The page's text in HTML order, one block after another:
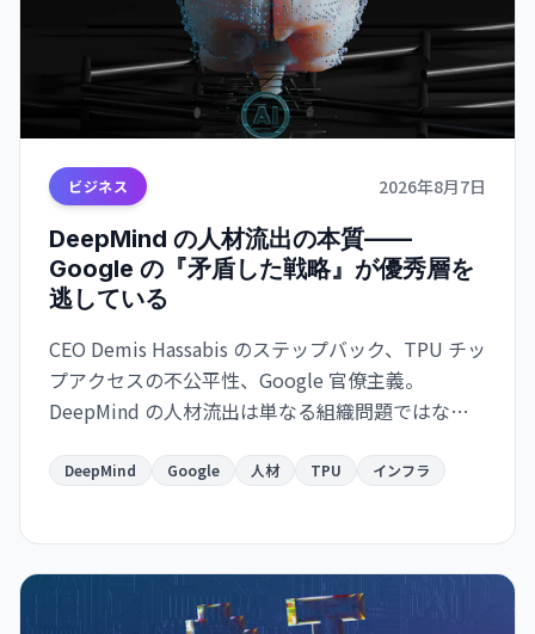
ビジネス 2026年8月7日
DeepMind の人材流出の本質——
Google の『矛盾した戦略』が優秀層を
逃している
CEO Demis Hassabis のステップバック、TPU チッ
プアクセスの不公平性、Google 官僚主義。
DeepMind の人材流出は単なる組織問題ではな
いる。
DeepMind Google 人材 TPU インフラ